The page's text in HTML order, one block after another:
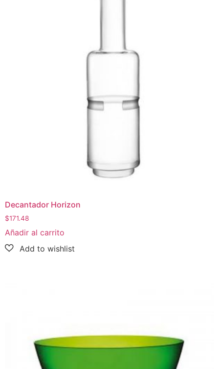
Decantador Horizon
$171.48
Añadir al carrito